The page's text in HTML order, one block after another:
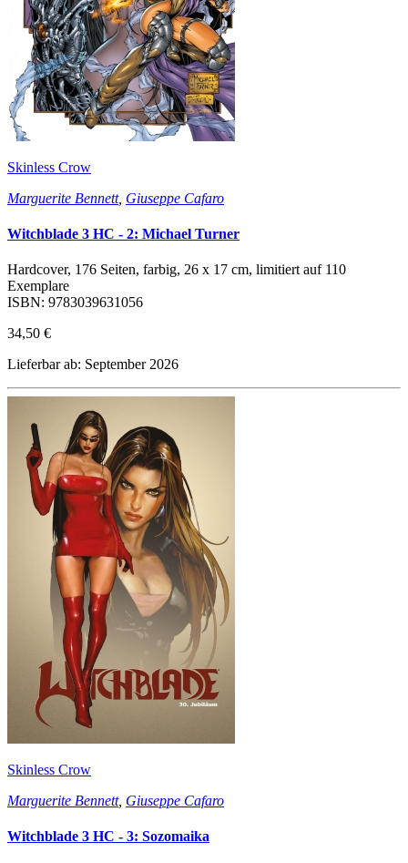
Skinless Crow
Marguerite Bennett, Giuseppe Cafaro
Witchblade 3 HC - 2: Michael Turner
Hardcover, 176 Seiten, farbig, 26 x 17 cm, limitiert auf 110
Exemplare
ISBN: 9783039631056
34,50 €
Lieferbar ab: September 2026
Skinless Crow
Marguerite Bennett, Giuseppe Cafaro
Witchblade 3 HC - 3: Sozomaika